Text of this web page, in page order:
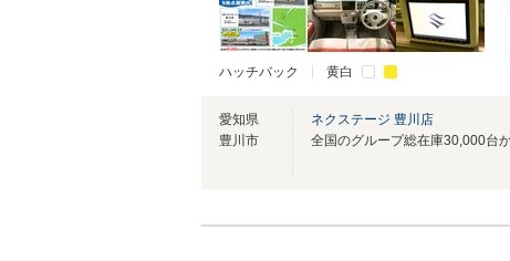
ハッチバック 黄白
愛知県
豊川市
ネクステージ 豊川店